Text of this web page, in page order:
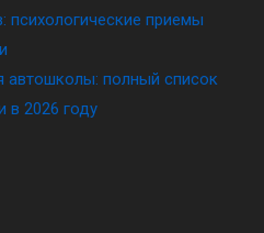
психологические приемы
автошколы: полный список
в 2026 году